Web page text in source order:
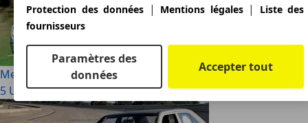
Mercedes-Benz E 55 AMG
5 Utilisé à partir de € 13 990
Protection des données | Mentions légales|
Liste des
fournisseurs
Paramètres des
données
Accepter tout